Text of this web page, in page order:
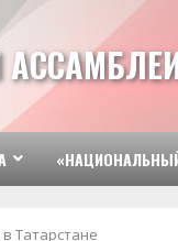
Татарстане